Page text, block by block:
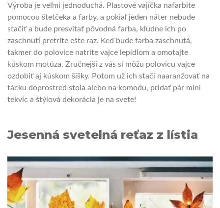
Výroba je veľmi jednoduchá. Plastové vajíčka nafarbite
pomocou štetčeka a farby, a pokiaľ jeden náter nebude
stačiť a bude presvitať pôvodná farba, kľudne ich po
zaschnutí pretrite ešte raz. Keď bude farba zaschnutá,
takmer do polovice natrite vajce lepidlom a omotajte
kúskom motúza. Zručnejší z vás si môžu polovicu vajce
ozdobiť aj kúskom šišky. Potom už ich stačí naaranžovať na
tácku doprostred stola alebo na komodu, pridať pár mini
tekvíc a štýlová dekorácia je na svete!
Jesenná svetelná reťaz z lístia